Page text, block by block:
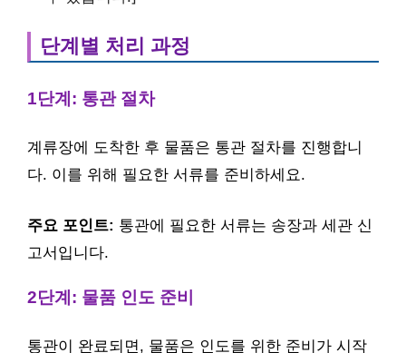
단계별 처리 과정
1단계: 통관 절차
계류장에 도착한 후 물품은 통관 절차를 진행합니
다. 이를 위해 필요한 서류를 준비하세요.
주요 포인트: 통관에 필요한 서류는 송장과 세관 신
고서입니다.
2단계: 물품 인도 준비
통관이 완료되면, 물품은 인도를 위한 준비가 시작